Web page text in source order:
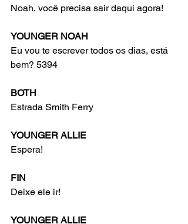
Noah, você precisa sair daqui agora!
YOUNGER NOAH
Eu vou te escrever todos os dias, está
bem? 5394
BOTH
Estrada Smith Ferry
YOUNGER ALLIE
Espera!
FIN
Deixe ele ir!
YOUNGER ALLIE